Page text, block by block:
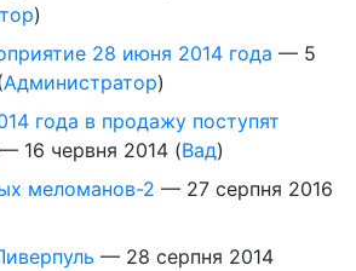
)
28 июня 2014 года — 5
Администратор)
года в продажу поступят
— 16 червня 2014 (Вад)
меломанов-2 — 27 серпня 2016
— 28 серпня 2014